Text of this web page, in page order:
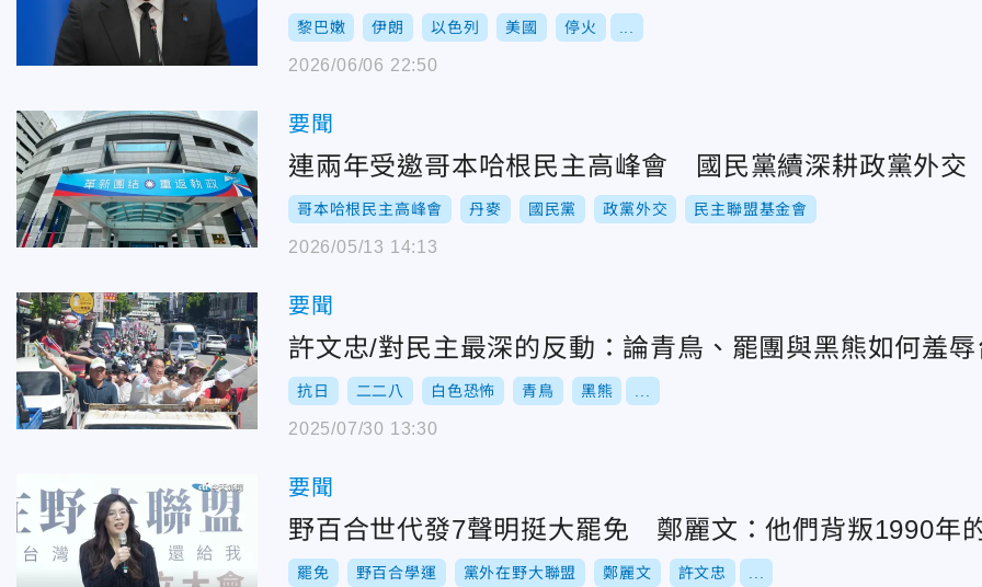
黎巴嫩 伊朗 以色列 美國 停火
2026/06/06 22:50
要聞
連兩年受邀哥本哈根民主高峰會 國民黨續深耕政黨外交
哥本哈根民主高峰會 丹麥 國民黨 政黨外交 民主聯盟基金會
2026/05/13 14:13
要聞
許文忠/對民主最深的反動：論青鳥、罷團與黑熊如何羞
抗日 二二八 白色恐怖 青鳥 黑熊
2025/07/30 13:30
要聞
野百合世代發7聲明挺大罷免 鄭麗文：他們背叛1990年
罷免 野百合學運 黨外在野大聯盟 鄭麗文 許文忠